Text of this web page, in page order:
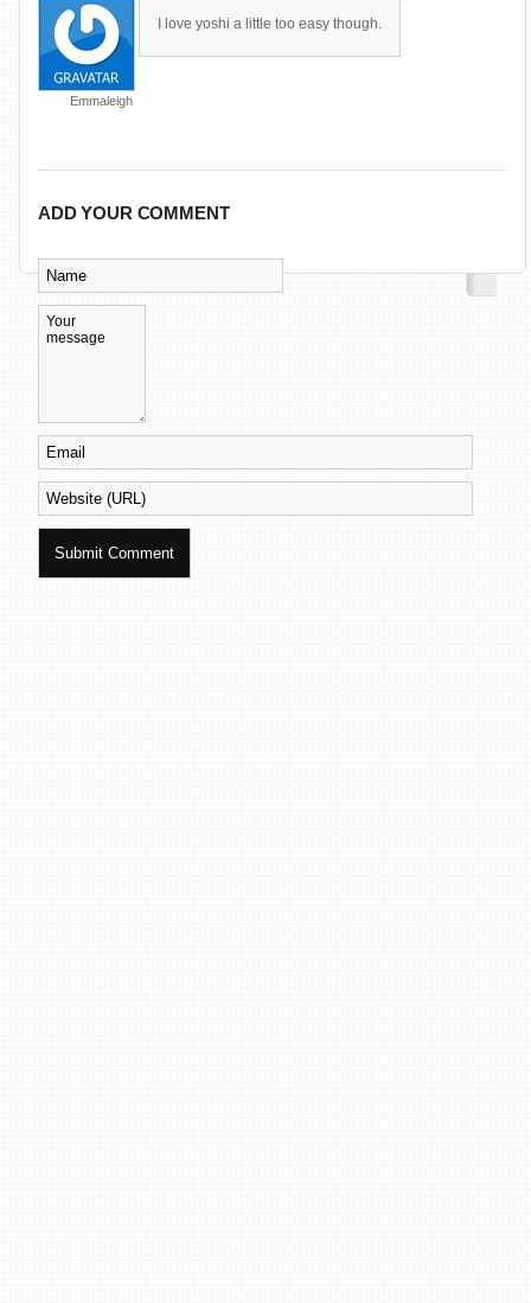
Emmaleigh
I love yoshi a little too easy though.
ADD YOUR COMMENT